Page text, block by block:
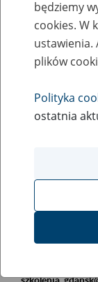
Zaproś
Rodzaj
Szkolenia
Płatnicy,
Event description
Szkolenie
będziemy
cookies. W
ustawienia.
plików
Polityka
ostatnia